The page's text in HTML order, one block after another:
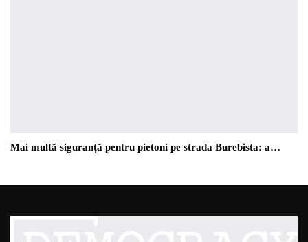
Mai multă siguranță pentru pietoni pe strada Burebista: a…